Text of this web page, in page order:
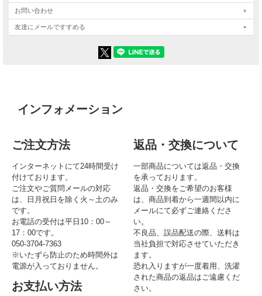
お問い合わせ
友達にメールですすめる
インフォメーション
ご注文方法
インターネットにて24時間受け
付けております。
ご注文やご質問メールの対応
は、日月祝日を除く火～土のみ
です。
お電話の受付は平日10：00～
17：00です。
050-3704-7363
※いたずら防止のため時間外は
電源が入っておりません。
お支払い方法
返品・交換について
一部商品については返品・交換
を承っております。
返品・交換をご希望のお客様
は、商品到着から一週間以内に
メールにて必ずご連絡くださ
い。
不良品、誤品配送の際、送料は
当社負担で対応させていただき
ます。
恐れ入りますが一度着用、洗濯
された商品の返品はご遠慮くだ
さい。